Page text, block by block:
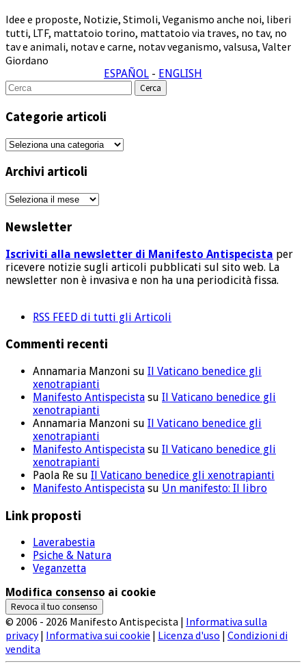
Idee e proposte, Notizie, Stimoli, Veganismo anche noi, liberi
tutti, LTF, mattatoio torino, mattatoio via traves, no tav, no
tav e animali, notav e carne, notav veganismo, valsusa, Valter
Giordano
ESPAÑOL - ENGLISH
Cerca
per:
Categorie articoli
Categorie
Archivi articoli
Archivi
Newsletter
Iscriviti alla newsletter di Manifesto Antispecista per
ricevere notizie sugli articoli pubblicati sul sito web. La
newsletter non è invasiva e non ha una periodicità fissa.
RSS FEED di tutti gli Articoli
Commenti recenti
Annamaria Manzoni su Il Vaticano benedice gli
xenotrapianti
Manifesto Antispecista su Il Vaticano benedice gli
xenotrapianti
Annamaria Manzoni su Il Vaticano benedice gli
xenotrapianti
Manifesto Antispecista su Il Vaticano benedice gli
xenotrapianti
Paola Re su Il Vaticano benedice gli xenotrapianti
Manifesto Antispecista su Un manifesto: Il libro
Link proposti
Laverabestia
Psiche & Natura
Veganzetta
Modifica consenso ai cookie
Revoca il tuo consenso
© 2006 - 2026 Manifesto Antispecista | Informativa sulla
privacy| Informativa sui cookie | Licenza d'uso | Condizioni di
vendita